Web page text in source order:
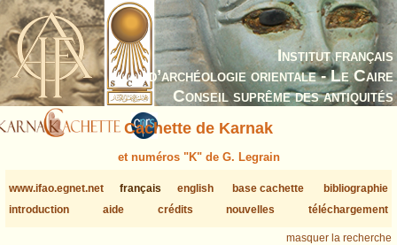
Institut français
d’archéologie orientale - Le Caire
Conseil suprême des antiquités
Cachette de Karnak
et numéros "K" de G. Legrain
www.ifao.egnet.net français english base cachette
bibliographie
introduction
aide crédits nouvelles téléchargement
masquer la recherche